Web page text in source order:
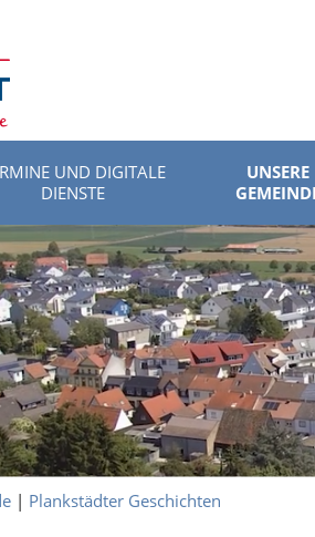
UND DIGITALE
DIENSTE
UNSERE
| Plankstädter Geschichten